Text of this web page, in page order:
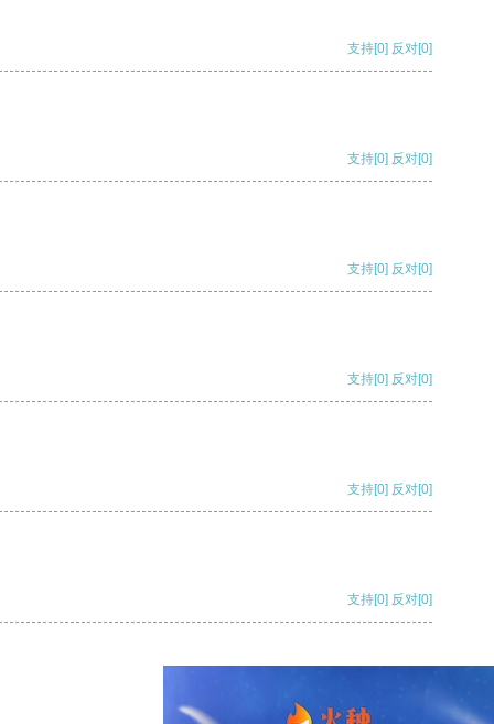
支持[0] 反对[0]
支持[0] 反对[0]
支持[0] 反对[0]
支持[0] 反对[0]
支持[0] 反对[0]
支持[0] 反对[0]
支持